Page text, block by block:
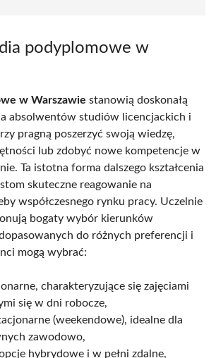
podyplomowe w
w Warszawie stanowią doskonałą
absolwentów studiów licencjackich i
pragną poszerzyć swoją wiedzę,
lub zdobyć nowe kompetencje w
Ta istotna forma dalszego kształcenia
skuteczne reagowanie na
współczesnego rynku pracy. Uczelnie
bogaty wybór kierunków
do różnych preferencji i
mogą wybrać:
charakteryzujące się zajęciami
się w dni robocze,
(weekendowe), idealne dla
zawodowo,
hybrydowe i w pełni zdalne,